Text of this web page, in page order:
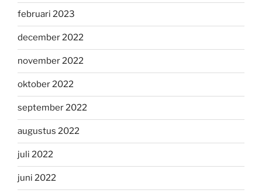
februari 2023
december 2022
november 2022
oktober 2022
september 2022
augustus 2022
juli 2022
juni 2022